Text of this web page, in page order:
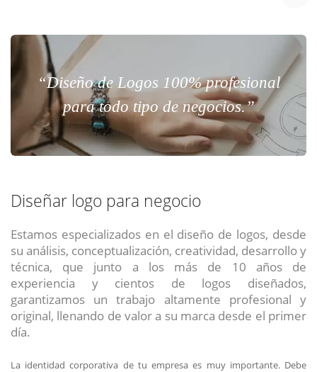
“Diseño de Logos 100% profesional
para todo tipo de negocios.”
Diseñar logo para negocio
Estamos especializados en el diseño de logos, desde
su análisis, conceptualización, creatividad, desarrollo y
técnica, que junto a los más de 10 años de
experiencia y cientos de logos diseñados,
garantizamos un trabajo altamente profesional y
original, llenando de valor a su marca desde el primer
día.
La identidad corporativa de tu empresa es muy importante. Debe